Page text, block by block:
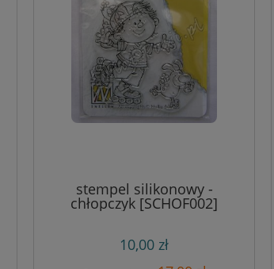
stempel silikonowy -
chłopczyk [SCHOF002]
10,00 zł